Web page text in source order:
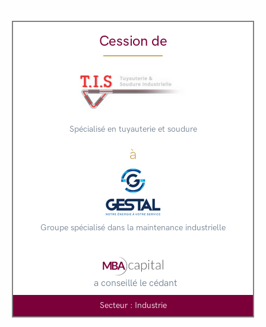
Cession de
Spécialisé en tuyauterie et soudure
à
Groupe spécialisé dans la maintenance industrielle
a conseillé le cédant
Secteur : Industrie